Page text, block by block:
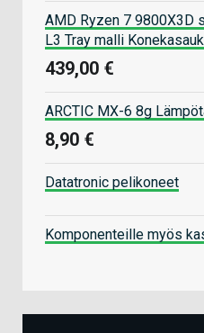
AMD Ryzen 7 9800X3D
L3 Tray malli
439,00 €
ARCTIC MX-6 8g
8,90 €
Datatronic pelikoneet
Komponenteille myös